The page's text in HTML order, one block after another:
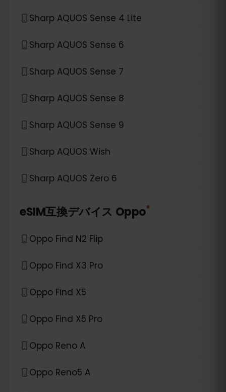
Sharp AQUOS Sense 4 Lite
Sharp AQUOS Sense 6
Sharp AQUOS Sense 7
Sharp AQUOS Sense 8
Sharp AQUOS Sense 9
Sharp AQUOS Wish
Sharp AQUOS Zero 6
eSIM互換デバイス Oppo*
Oppo Find N2 Flip
Oppo Find X3 Pro
Oppo Find X5
Oppo Find X5 Pro
Oppo Reno A
Oppo Reno5 A